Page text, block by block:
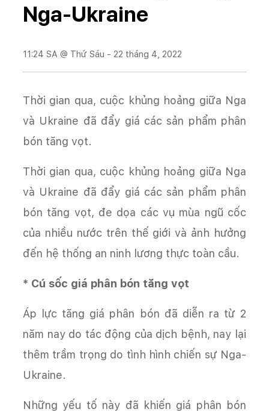
Nga-Ukraine
11:24 SA @ Thứ Sáu - 22 tháng 4, 2022
Thời gian qua, cuộc khủng hoảng giữa Nga
và Ukraine đã đẩy giá các sản phẩm phân
bón tăng vọt.
Thời gian qua, cuộc khủng hoảng giữa Nga
và Ukraine đã đẩy giá các sản phẩm phân
bón tăng vọt, đe dọa các vụ mùa ngũ cốc
của nhiều nước trên thế giới và ảnh hưởng
đến hệ thống an ninh lương thực toàn cầu.
* Cú sốc giá phân bón tăng vọt
Áp lực tăng giá phân bón đã diễn ra từ 2
năm nay do tác động của dịch bệnh, nay lại
thêm trầm trọng do tình hình chiến sự Nga-
Ukraine.
Những yếu tố này đã khiến giá phân bón